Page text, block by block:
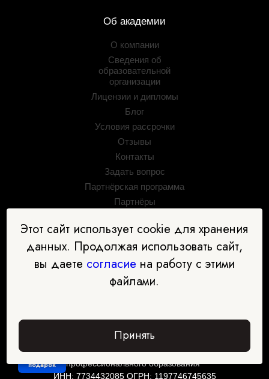
подарок
Об академии
О компании
Сведения об
образовательной
организации
Лицензии и дипломы
Блог
Условия рассрочки
Отзывы
Контакты
Задать вопрос
Партнёрская программа
Партнёры
ООО "Международная академия дополнительного
профессионального образования"
ИНН: 7734432085 ОГРН: 1197746745635
Этот сайт использует cookie для хранения
данных. Продолжая использовать сайт,
вы даете согласие на работу с этими
файлами.
Принять